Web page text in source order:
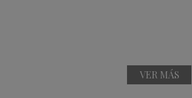
VER MÁS